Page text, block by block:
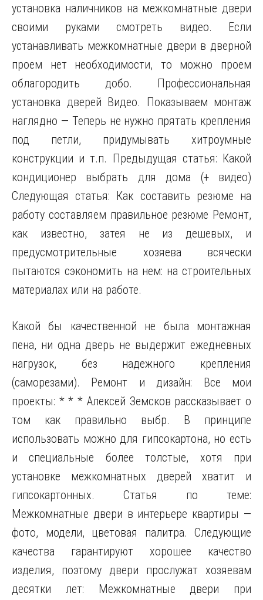
установка наличников на межкомнатные двери
своими руками смотреть видео. Если
устанавливать межкомнатные двери в дверной
проем нет необходимости, то можно проем
облагородить добо. Профессиональная
установка дверей Видео. Показываем монтаж
наглядно — Теперь не нужно прятать крепления
под петли, придумывать хитроумные
конструкции и т.п. Предыдущая статья: Какой
кондиционер выбрать для дома (+ видео)
Следующая статья: Как составить резюме на
работу составляем правильное резюме Ремонт,
как известно, затея не из дешевых, и
предусмотрительные хозяева всячески
пытаются сэкономить на нем: на строительных
материалах или на работе.
Какой бы качественной не была монтажная
пена, ни одна дверь не выдержит ежедневных
нагрузок, без надежного крепления
(саморезами). Ремонт и дизайн: Все мои
проекты: * * * Алексей Земсков рассказывает о
том как правильно выбр. В принципе
использовать можно для гипсокартона, но есть
и специальные более толстые, хотя при
установке межкомнатных дверей хватит и
гипсокартонных. Статья по теме:
Межкомнатные двери в интерьере квартиры —
фото, модели, цветовая палитра. Следующие
качества гарантируют хорошее качество
изделия, поэтому двери прослужат хозяевам
десятки лет: Межкомнатные двери при